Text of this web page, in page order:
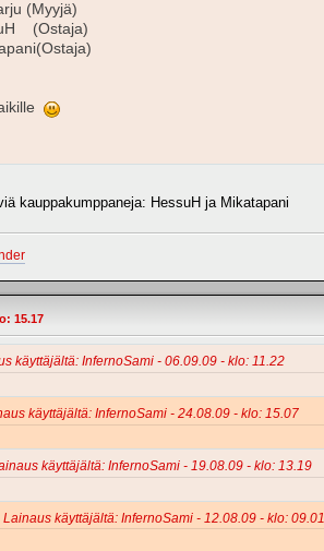
(Myyjä)
(Ostaja)
kauppakumppaneja: HessuH ja Mikatapani
15.17
käyttäjältä: InfernoSami - 06.09.09 - klo: 11.22
käyttäjältä: InfernoSami - 24.08.09 - klo: 15.07
käyttäjältä: InfernoSami - 19.08.09 - klo: 13.19
Lainaus käyttäjältä: InfernoSami - 12.08.09 - klo: 09.01